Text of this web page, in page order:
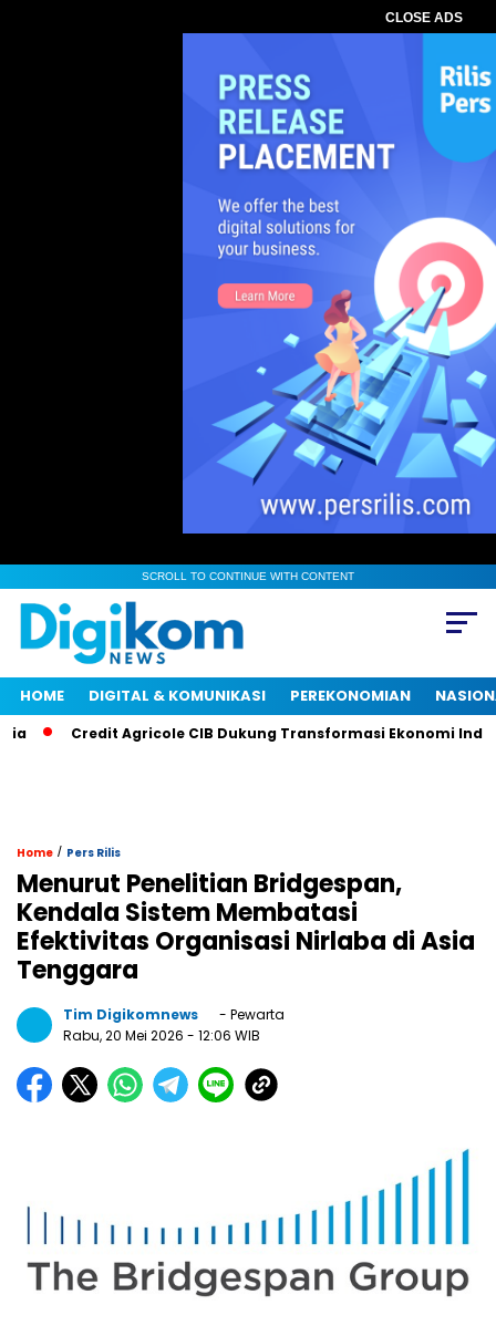
CLOSE ADS
SCROLL TO CONTINUE WITH CONTENT
HOME DIGITAL & KOMUNIKASI PEREKONOMIAN
Credit Agricole CIB Dukung Transformasi Ekonomi
Home / Pers Rilis
Menurut Penelitian Bridgespan,
Kendala Sistem Membatasi
Efektivitas Organisasi Nirlaba di Asia
Tenggara
Tim Digikomnews
- Pewarta
Rabu, 20 Mei 2026 - 12:06 WIB